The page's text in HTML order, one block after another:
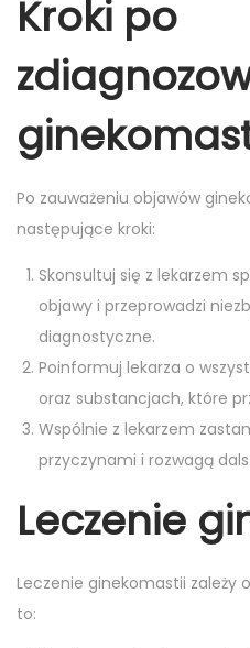
Kroki po
Po zauważeniu objawów
następujące kroki:
Skonsultuj się z lekarzem
objawy i przeprowadzi
diagnostyczne.
Poinformuj lekarza o
oraz substancjach, które
Wspólnie z lekarzem
przyczynami i rozwagą
Leczenie
Leczenie ginekomastii zależy
to: